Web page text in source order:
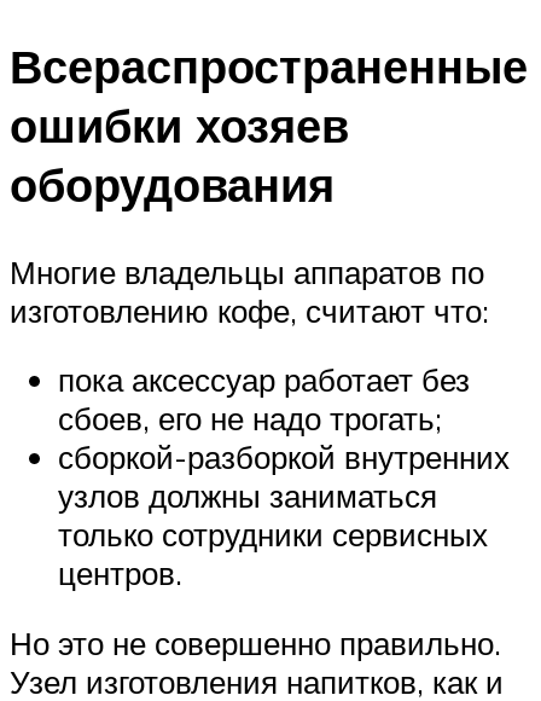
Всераспространенные
ошибки хозяев
оборудования
Многие владельцы аппаратов по
изготовлению кофе, считают что:
пока аксессуар работает без
сбоев, его не надо трогать;
сборкой-разборкой внутренних
узлов должны заниматься
только сотрудники сервисных
центров.
Но это не совершенно правильно.
Узел изготовления напитков, как и